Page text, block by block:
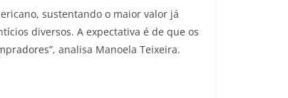
sustentando o maior valor já
diversos. A expectativa é de que os
analisa Manoela Teixeira.